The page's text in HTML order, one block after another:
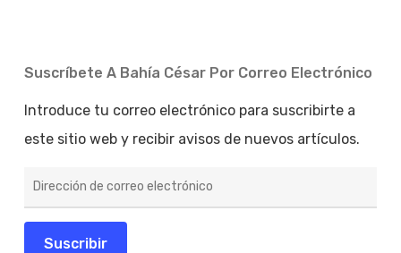
Suscríbete A Bahía César Por Correo Electrónico
Introduce tu correo electrónico para suscribirte a
este sitio web y recibir avisos de nuevos artículos.
de
electrónico
Suscribir